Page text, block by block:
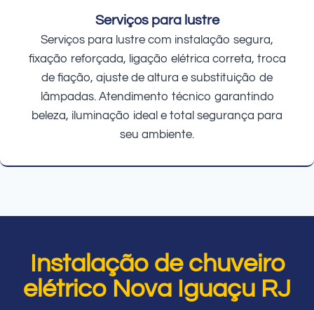
Serviços para lustre
Serviços para lustre com instalação segura,
fixação reforçada, ligação elétrica correta, troca
de fiação, ajuste de altura e substituição de
lâmpadas. Atendimento técnico garantindo
beleza, iluminação ideal e total segurança para
seu ambiente.
Instalação de chuveiro
elétrico Nova Iguaçu RJ